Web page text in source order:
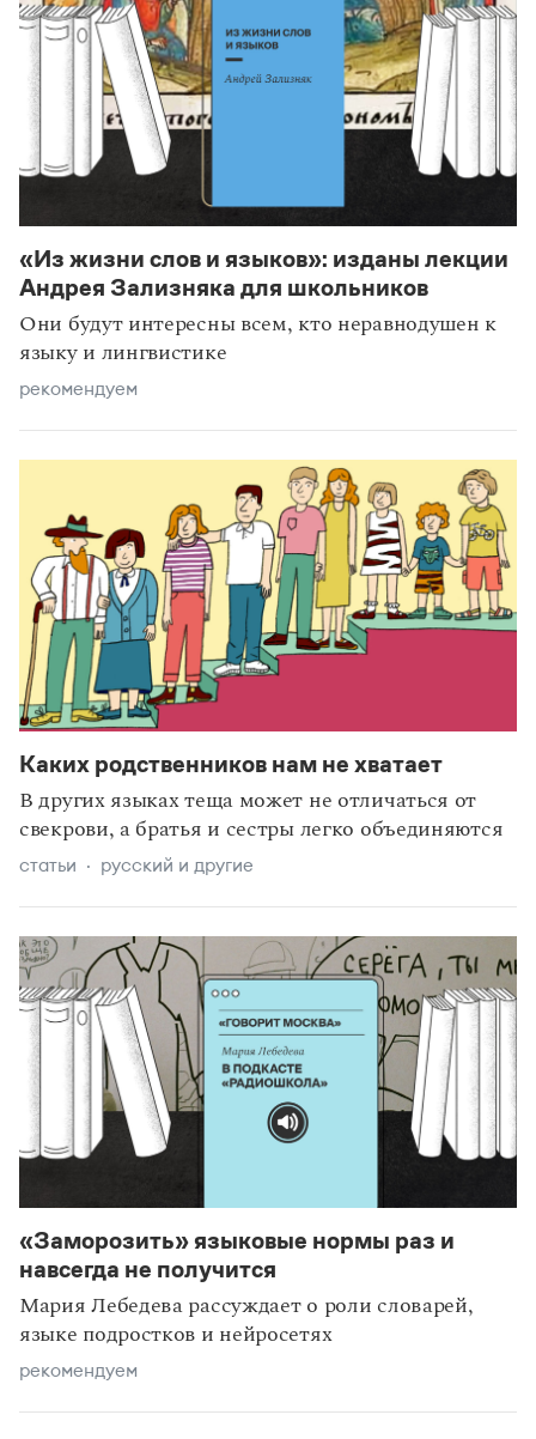
«Из жизни слов и языков»: изданы лекции
Андрея Зализняка для школьников
Они будут интересны всем, кто неравнодушен к
языку и лингвистике
рекомендуем
Каких родственников нам не хватает
В других языках теща может не отличаться от
свекрови, а братья и сестры легко объединяются
статьи русский и другие
«Заморозить» языковые нормы раз и
навсегда не получится
Мария Лебедева рассуждает о роли словарей,
языке подростков и нейросетях
рекомендуем